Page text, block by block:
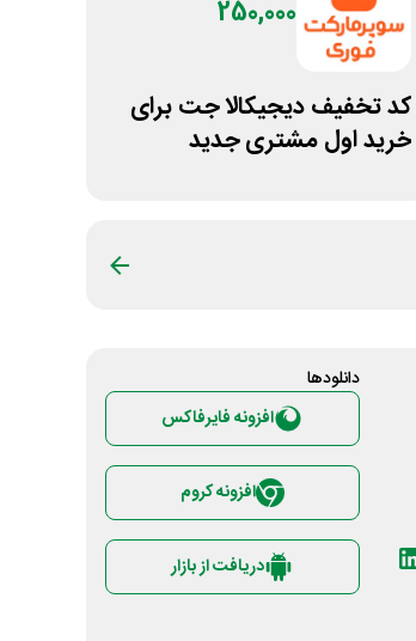
250,000
کد تخفیف دیجیکالا جت برای
خرید اول مشتری جدید
دانلود‌ها
افزونه فایرفاکس
افزونه کروم
دریافت از بازار